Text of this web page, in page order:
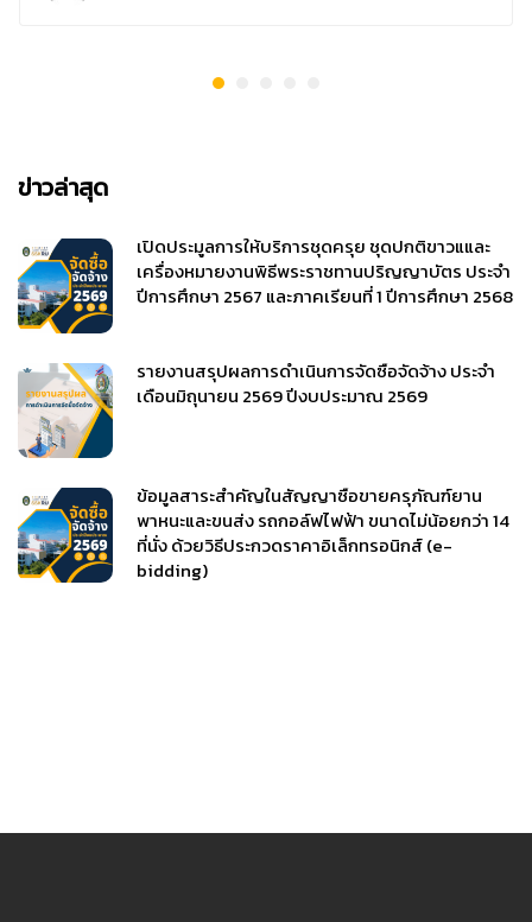
ข่าวล่าสุด
เปิดประมูลการให้บริการชุดครุย ชุดปกติขาวแและ
เครื่องหมายงานพิธีพระราชทานปริญญาบัตร ประจำ
ปีการศึกษา 2567 และภาคเรียนที่ 1 ปีการศึกษา 2568
รายงานสรุปผลการดำเนินการจัดซื้อจัดจ้าง ประจำ
เดือนมิถุนายน 2569 ปีงบประมาณ 2569
ข้อมูลสาระสำคัญในสัญญาซื้อขายครุภัณฑ์ยาน
พาหนะและขนส่ง รถกอล์ฟไฟฟ้า ขนาดไม่น้อยกว่า 14
ที่นั่ง ด้วยวิธีประกวดราคาอิเล็กทรอนิกส์ (e-
bidding)